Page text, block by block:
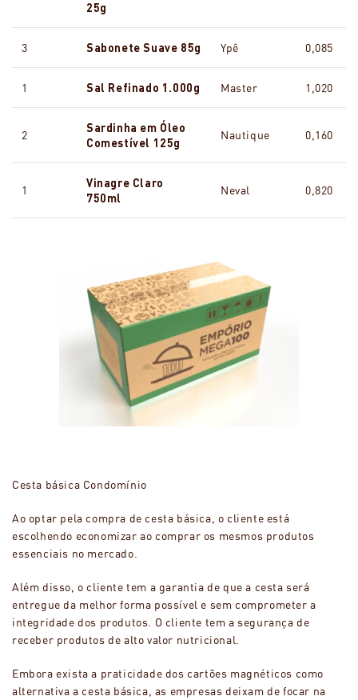
25g
3 Sabonete Suave 85g Ypê 0,085
1 Sal Refinado 1.000g Master 1,020
2
Sardinha em Óleo
Comestível 125g
Nautique 0,160
1
Vinagre Claro
750ml
Neval 0,820
Cesta básica Condomínio
Ao optar pela compra de cesta básica, o cliente está
escolhendo economizar ao comprar os mesmos produtos
essenciais no mercado.
Além disso, o cliente tem a garantia de que a cesta será
entregue da melhor forma possível e sem comprometer a
integridade dos produtos. O cliente tem a segurança de
receber produtos de alto valor nutricional.
Embora exista a praticidade dos cartões magnéticos como
alternativa a cesta básica, as empresas deixam de focar na